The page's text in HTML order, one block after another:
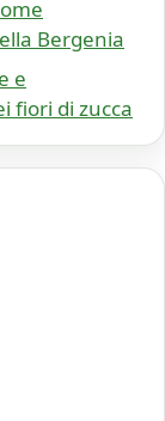
Bergenia
e
fiori di zucca